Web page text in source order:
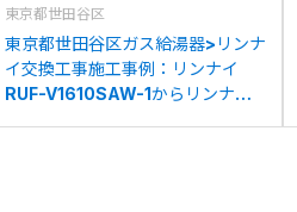
東京都世田谷区
東京都世田谷区ガス給湯器>リンナ
イ交換工事施工事例：リンナイ
RUF-V1610SAW-1からリンナイ